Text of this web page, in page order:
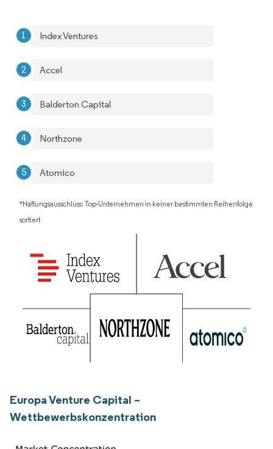
Index Ventures
Accel
Balderton Capital
Northzone
Atomico
*Haftungsausschluss: Top-Unternehmen in keiner bestimmten Reihenfolge
sortiert
Europa Venture Capital –
Wettbewerbskonzentration